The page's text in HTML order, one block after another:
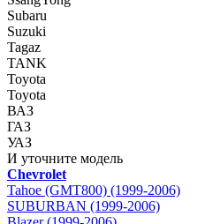
Subaru
Suzuki
Tagaz
TANK
Toyota
Toyota
ВАЗ
ГАЗ
УАЗ
И уточните модель
Chevrolet
Tahoe (GMT800) (1999-2006)
SUBURBAN (1999-2006)